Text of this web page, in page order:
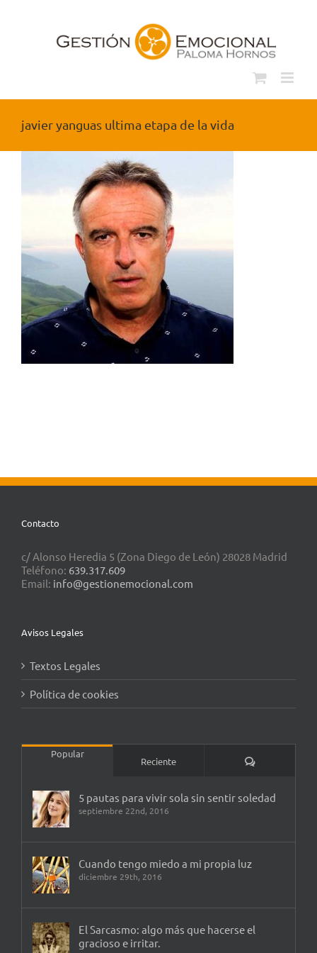
javier yanguas ultima etapa de la vida
Contacto
c/ Alonso Heredia 5 (Zona Diego de León) 28028 Madrid
Teléfono: 639.317.609
Email: info@gestionemocional.com
Avisos Legales
Textos Legales
Política de cookies
Popular
Reciente Comentarios
5 pautas para vivir sola sin sentir soledad
septiembre 22nd, 2016
Cuando tengo miedo a mi propia luz
diciembre 29th, 2016
El Sarcasmo: algo más que hacerse el
gracioso e irritar.